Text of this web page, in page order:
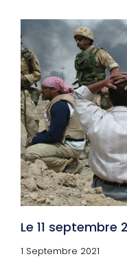
Le 11 septembre
1 Septembre 2021